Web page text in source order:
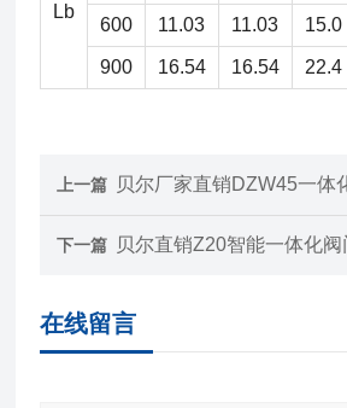
Lb
600 11.03 11.03 15.0
900 16.54 16.54 22.4
上一篇 贝尔厂家直销DZW45一体化
下一篇 贝尔直销Z20智能一体化
在线留言